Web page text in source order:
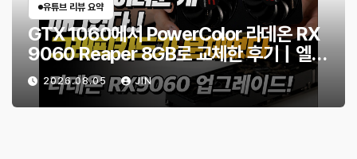
유튜브 리뷰 요약
GTX 1060에서 PowerColor 라데온 RX
9060 Reaper 8GB로 교체한 후기｜엘든
링·몬스터 헌터 와일즈 체감 변화
2026.08.05 JIN